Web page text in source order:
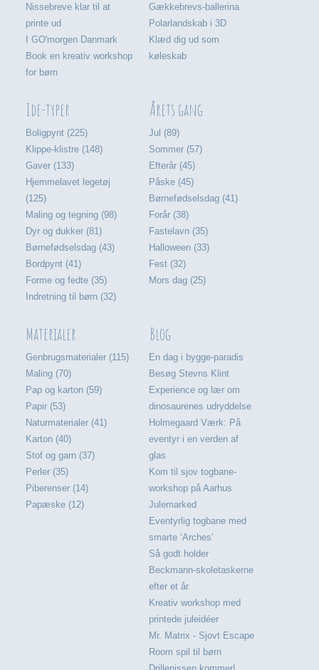
Nissebreve klar til at
printe ud
I GO'morgen Danmark
Book en kreativ workshop
for børn
Gækkebrevs-ballerina
Polarlandskab i 3D
Klæd dig ud som
køleskab
Ide-typer
Boligpynt (225)
Klippe-klistre (148)
Gaver (133)
Hjemmelavet legetøj
(125)
Maling og tegning (98)
Dyr og dukker (81)
Børnefødselsdag (43)
Bordpynt (41)
Forme og fedte (35)
Indretning til børn (32)
Årets gang
Jul (89)
Sommer (57)
Efterår (45)
Påske (45)
Børnefødselsdag (41)
Forår (38)
Fastelavn (35)
Halloween (33)
Fest (32)
Mors dag (25)
Materialer
Genbrugsmaterialer (115)
Maling (70)
Pap og karton (59)
Papir (53)
Naturmaterialer (41)
Karton (40)
Stof og garn (37)
Perler (35)
Piberenser (14)
Papæske (12)
Blog
En dag i bygge-paradis
Besøg Stevns Klint
Experience og lær om
dinosaurenes udryddelse
Holmegaard Værk: På
eventyr i en verden af
glas
Kom til sjov togbane-
workshop på Aarhus
Julemarked
Eventyrlig togbane med
smarte ‘Arches’
Så godt holder
Beckmann-skoletaskerne
efter et år
Kreativ workshop med
printede juleidéer
Mr. Matrix - Sjovt Escape
Room spil til børn